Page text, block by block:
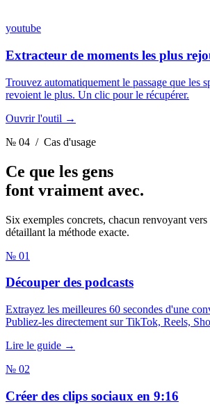
youtube
Extracteur de moments les plus
Trouvez automatiquement le passage que les
revoient le plus. Un clic pour le récupérer.
Ouvrir l'outil →
№ 04 / Cas d'usage
Ce que les gens
font vraiment avec.
Six exemples concrets, chacun renvoyant
détaillant la méthode exacte.
№ 01
Découper des podcasts
Extrayez les meilleures 60 secondes d'une
Publiez-les directement sur TikTok, Reels,
Lire le guide →
№ 02
Créer des clips sociaux en 9:16